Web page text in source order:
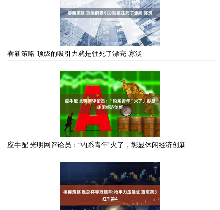
睿新策略 顶级的吸引力就是往死了漂亮 寡淡
应牛配 光明网评论员：“钓系青年”火了，彰显休闲经济创新